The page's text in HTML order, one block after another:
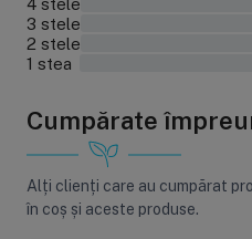
3 stele
2 stele
1 stea
Cumpărate
Alți clienți care au cumpărat
în coș și aceste produse.